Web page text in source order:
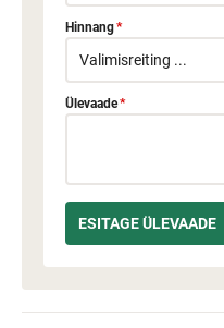
Hinnang*
Ülevaade*